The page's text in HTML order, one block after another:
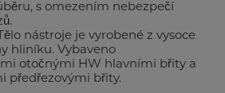
s omezením nebezpečí
nástroje je vyrobené z vysoce
hliníku. Vybaveno
otočnými HW hlavními břity a
předřezovými břity.